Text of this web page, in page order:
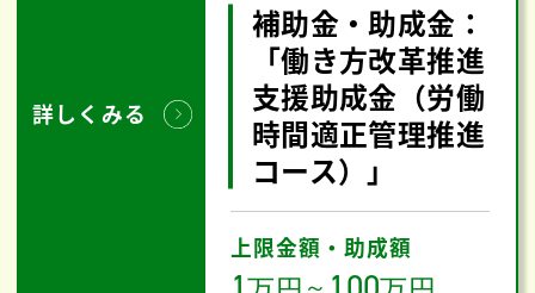
詳しくみる
補助金・助成金：
「働き方改革推進
支援助成金（労働
時間適正管理推進
コース）」
上限金額・助成額